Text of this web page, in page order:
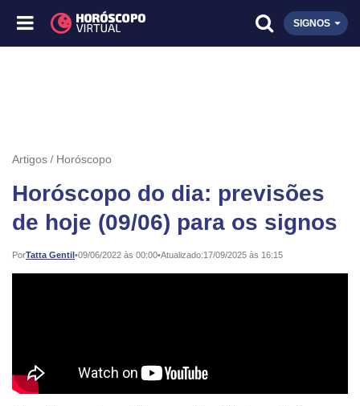
SIGNOS
Artigos Horóscopo
Horóscopo do dia: previsões
de hoje (09/06) para os signos
PorTatta Gentil•
Publicado: 09/06/2022 às 00:00•Atualizado:17/09/2025 às 16:15